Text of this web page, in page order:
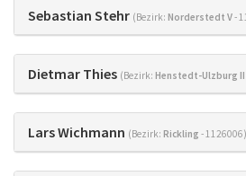
Sebastian Stehr (Bezirk: Norderstedt V-
Dietmar Thies (Bezirk: Henstedt-Ulzburg II
Lars Wichmann (Bezirk: Rickling - 1126006)